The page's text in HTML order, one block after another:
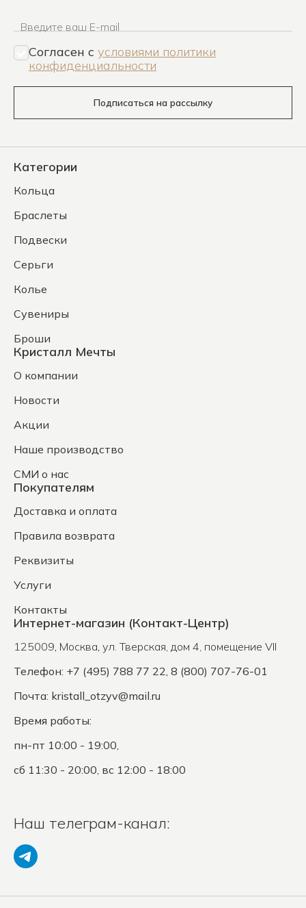
Введите ваш E-mail
Согласен c условиями политики
конфиденциальности
Подписаться на рассылку
Категории
Кольца
Браслеты
Подвески
Серьги
Колье
Сувениры
Броши
Кристалл Мечты
О компании
Новости
Акции
Наше производство
СМИ о нас
Покупателям
Доставка и оплата
Правила возврата
Реквизиты
Услуги
Контакты
Интернет-магазин (Контакт-Центр)
125009, Москва, ул. Тверская, дом 4, помещение VII
Телефон: +7 (495) 788 77 22, 8 (800) 707-76-01
Почта: kristall_otzyv@mail.ru
Время работы:
пн-пт 10:00 - 19:00,
сб 11:30 - 20:00, вс 12:00 - 18:00
Наш телеграм-канал: